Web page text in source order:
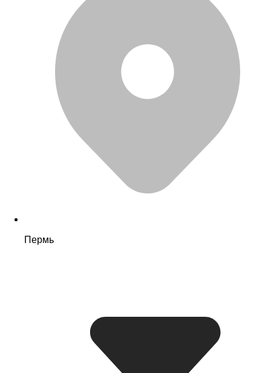
Пермь